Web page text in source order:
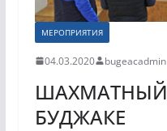
МЕРОПРИЯТИЯ
04.03.2020 bugeacadmin
ШАХМАТНЫЙ
БУДЖАКЕ